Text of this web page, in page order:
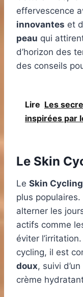
effervescence
innovantes et
peau qui
d’horizon des
des conseils
Lire Les
inspirées par
Le Skin
Le Skin Cycling
plus
alterner les
actifs comme
éviter
cycling, il est
doux, suivi
crème